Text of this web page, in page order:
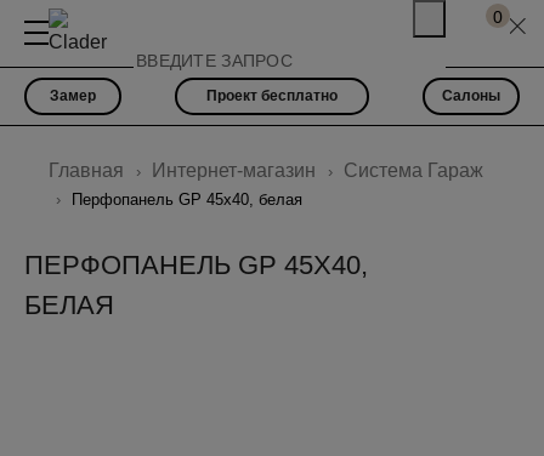
0
Замер Проект бесплатно Салоны
Главная Интернет-магазин Cистема Гараж
Перфопанель GP 45х40, белая
ПЕРФОПАНЕЛЬ GP 45Х40,
БЕЛАЯ